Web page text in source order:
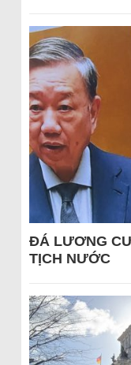
ĐÁ LƯƠNG
TỊCH NƯỚC